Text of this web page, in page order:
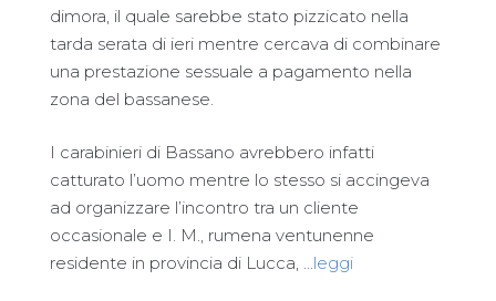
dimora, il quale sarebbe stato pizzicato nella
tarda serata di ieri mentre cercava di combinare
una prestazione sessuale a pagamento nella
zona del bassanese.
I carabinieri di Bassano avrebbero infatti
catturato l’uomo mentre lo stesso si accingeva
ad organizzare l’incontro tra un cliente
occasionale e I. M., rumena ventunenne
residente in provincia di Lucca, … leggi